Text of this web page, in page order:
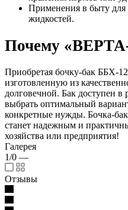
Применения в быту для
жидкостей.
Почему
Приобретая бочку-бак ББХ-
изготовленную из
долговечной. Бак доступен
выбрать оптимальный
конкретные нужды. Бочка-
станет надежным и
хозяйства или предприятия!
Галерея
1/0 —
Отзывы